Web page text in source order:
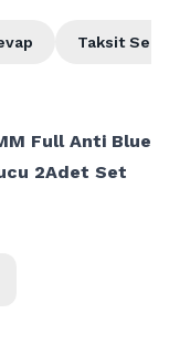
Taksit
Full Anti Blue
2Adet Set